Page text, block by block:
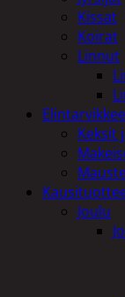
Kissat
Koirat
Linnut
Keksit
Joulu